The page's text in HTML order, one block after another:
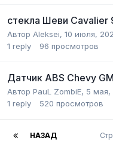
стекла Шеви Cavalier
Автор Aleksei, 10 июля,
1 reply 96 просмотров
Датчик ABS Chevy
Автор PauL ZombiE, 5 мая,
1 reply 520 просмотров
НАЗАД